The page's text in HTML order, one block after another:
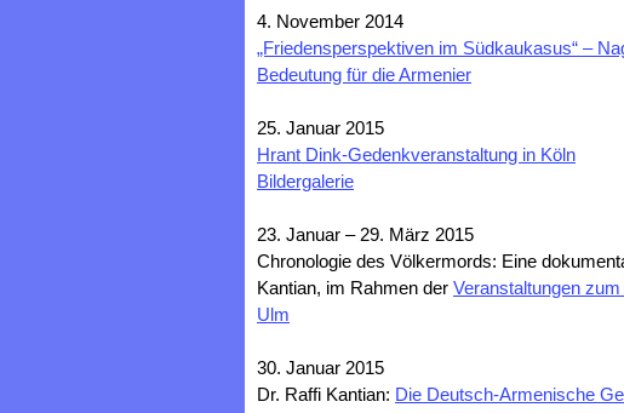
4. November 2014
„Friedensperspektiven im Südkaukasus“ –
Bedeutung für die Armenier
25. Januar 2015
Hrant Dink-Gedenkveranstaltung in Köln
Bildergalerie
23. Januar – 29. März 2015
Chronologie des Völkermords: Eine
Kantian, im Rahmen der Veranstaltungen
Ulm
30. Januar 2015
Dr. Raffi Kantian: Die Deutsch-Armenische